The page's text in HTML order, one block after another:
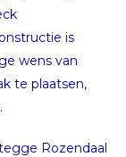
is
wens van
te plaatsen,
Rozendaal